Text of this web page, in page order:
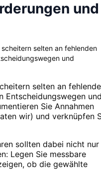
und
selten an fehlenden
und
selten an
Entscheidungswegen
Sie Annahmen
wir) und verknüpfen
sollten dabei nicht nur
Legen Sie messbare
ob die gewählte